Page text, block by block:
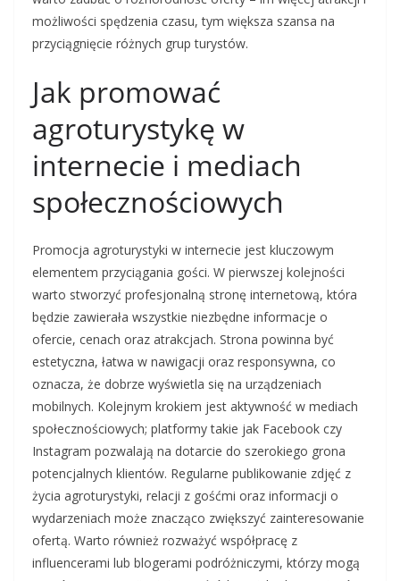
możliwości spędzenia czasu, tym większa szansa na
przyciągnięcie różnych grup turystów.
Jak promować
agroturystykę w
internecie i mediach
społecznościowych
Promocja agroturystyki w internecie jest kluczowym
elementem przyciągania gości. W pierwszej kolejności
warto stworzyć profesjonalną stronę internetową, która
będzie zawierała wszystkie niezbędne informacje o
ofercie, cenach oraz atrakcjach. Strona powinna być
estetyczna, łatwa w nawigacji oraz responsywna, co
oznacza, że dobrze wyświetla się na urządzeniach
mobilnych. Kolejnym krokiem jest aktywność w mediach
społecznościowych; platformy takie jak Facebook czy
Instagram pozwalają na dotarcie do szerokiego grona
potencjalnych klientów. Regularne publikowanie zdjęć z
życia agroturystyki, relacji z gośćmi oraz informacji o
wydarzeniach może znacząco zwiększyć zainteresowanie
ofertą. Warto również rozważyć współpracę z
influencerami lub blogerami podróżniczymi, którzy mogą